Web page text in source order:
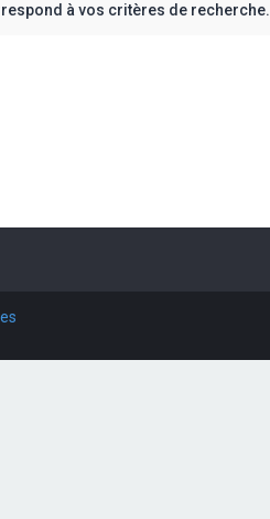
à vos critères de recherche.